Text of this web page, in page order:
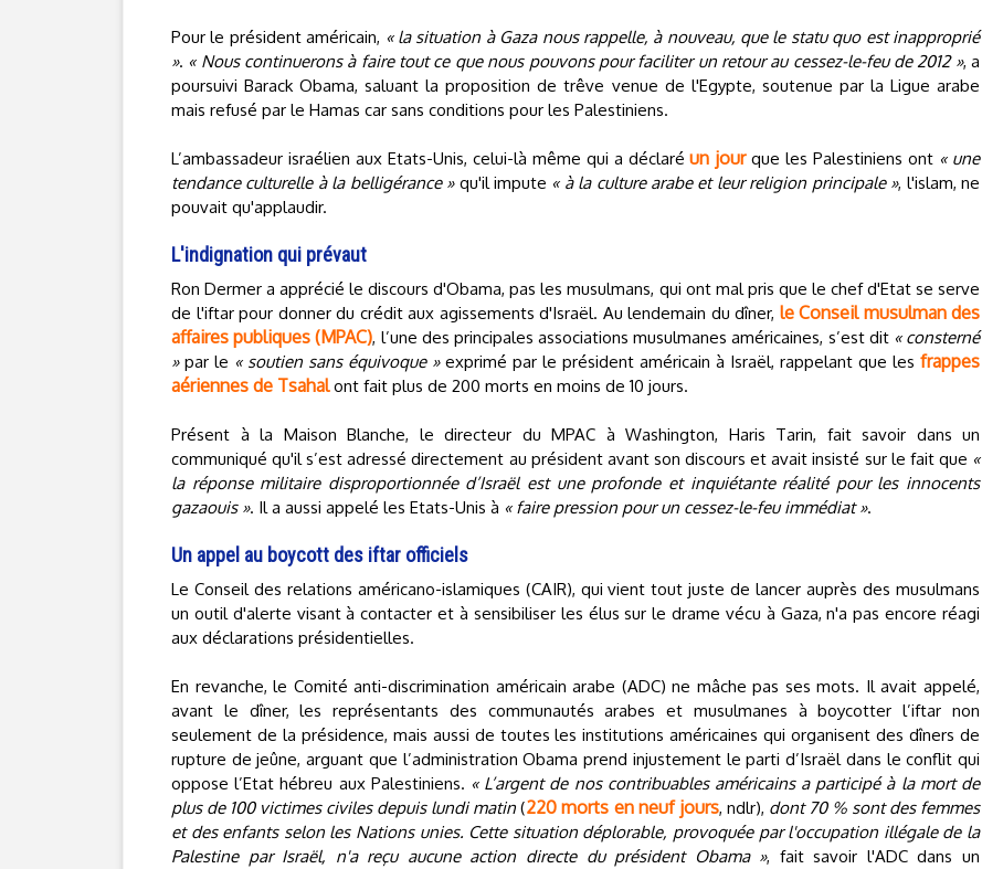
Pour le président américain, « la situation à Gaza nous rappelle, à nouveau, que le statu quo est inapproprié
». « Nous continuerons à faire tout ce que nous pouvons pour faciliter un retour au cessez-le-feu de 2012 », a
poursuivi Barack Obama, saluant la proposition de trêve venue de l'Egypte, soutenue par la Ligue arabe
mais refusé par le Hamas car sans conditions pour les Palestiniens.
L’ambassadeur israélien aux Etats-Unis, celui-là même qui a déclaréun jourque les Palestiniens ont « une
tendance culturelle à la belligérance »qu'il impute « à la culture arabe et leur religion principale », l'islam, ne
pouvait qu'applaudir.
L'indignation qui prévaut
Ron Dermer a apprécié le discours d'Obama, pas les musulmans, qui ont mal pris que le chef d'Etat se serve
de l'iftar pour donner du crédit aux agissements d'Israël. Au lendemain du dîner, le Conseil musulman des
affaires publiques (MPAC), l’une des principales associations musulmanes américaines, s’est dit « consterné
»par le « soutien sans équivoque »exprimé par le président américain à Israël, rappelant que les frappes
aériennes de Tsahalont fait plus de 200 morts en moins de 10 jours.
Présent à la Maison Blanche, le directeur du MPAC à Washington, Haris Tarin, fait savoir dans un
communiqué qu'il s’est adressé directement au président avant son discours et avait insisté sur le fait que «
la réponse militaire disproportionnée d’Israël est une profonde et inquiétante réalité pour les innocents
gazaouis ». Il a aussi appelé les Etats-Unis à « faire pression pour un cessez-le-feu immédiat ».
Un appel au boycott des iftar officiels
Le Conseil des relations américano-islamiques (CAIR), qui vient tout juste de lancer auprès des musulmans
un outil d'alerte visant à contacter et à sensibiliser les élus sur le drame vécu à Gaza, n'a pas encore réagi
aux déclarations présidentielles.
En revanche, le Comité anti-discrimination américain arabe (ADC) ne mâche pas ses mots. Il avait appelé,
avant le dîner, les représentants des communautés arabes et musulmanes à boycotter l’iftar non
seulement de la présidence, mais aussi de toutes les institutions américaines qui organisent des dîners de
rupture de jeûne, arguant que l’administration Obama prend injustement le parti d’Israël dans le conflit qui
oppose l’Etat hébreu aux Palestiniens. « L’argent de nos contribuables américains a participé à la mort de
plus de 100 victimes civiles depuis lundi matin (220 morts en neuf jours, ndlr), dont 70 % sont des femmes
et des enfants selon les Nations unies. Cette situation déplorable, provoquée par l'occupation illégale de la
Palestine par Israël, n'a reçu aucune action directe du président Obama », fait savoir l'ADC dans un